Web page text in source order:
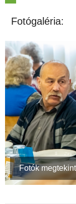
Fotógaléria:
Fotók